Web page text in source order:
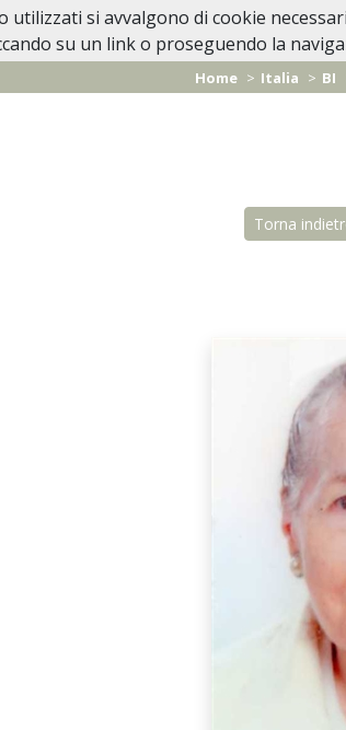
Home In
Home Italia BI
Torna
si avvalgono di cookie
su un link o proseguendo la